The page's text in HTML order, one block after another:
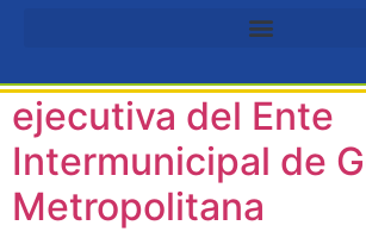
Estación Juárez
ejecutiva del Ente
Intermunicipal de
Metropolitana